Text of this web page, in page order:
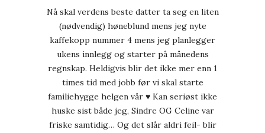
Nå skal verdens beste datter ta seg en liten
(nødvendig) høneblund mens jeg nyte
kaffekopp nummer 4 mens jeg planlegger
ukens innlegg og starter på månedens
regnskap. Heldigvis blir det ikke mer enn 1
times tid med jobb før vi skal starte
familiehygge helgen vår ♥ Kan seriøst ikke
huske sist både jeg, Sindre OG Celine var
friske samtidig… Og det slår aldri feil- blir